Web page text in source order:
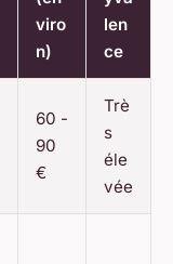
viro
n)
len
ce
60 -
90
€
Trè
s
éle
vée